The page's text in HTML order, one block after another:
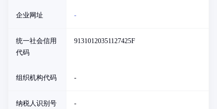
企业网址 -
统一社会信用
代码
91310120351127425F
组织机构代码 -
纳税人识别号 -